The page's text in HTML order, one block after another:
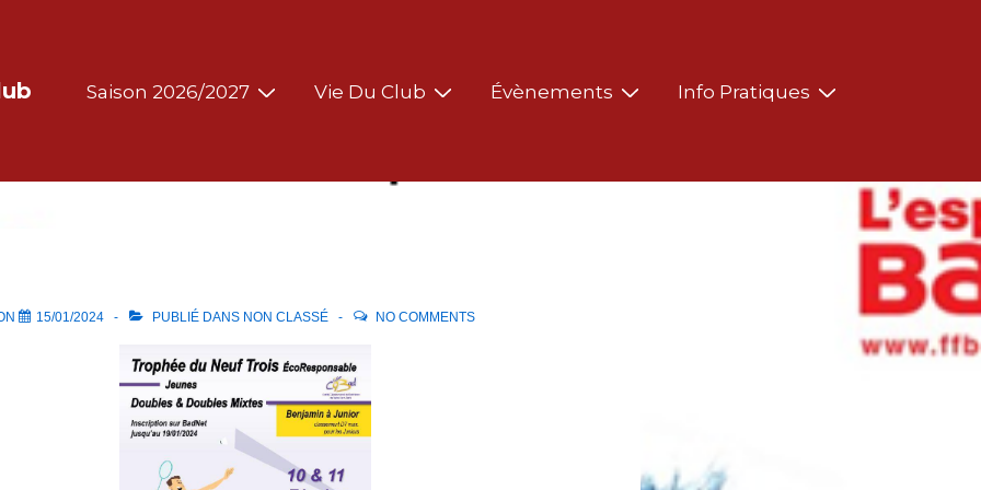
MainSaison 2026/2027 Vie Du Club Évènements Info Pratiques
15/01/2024 PUBLIÉ DANS NON CLASSÉ NO COMMENTS